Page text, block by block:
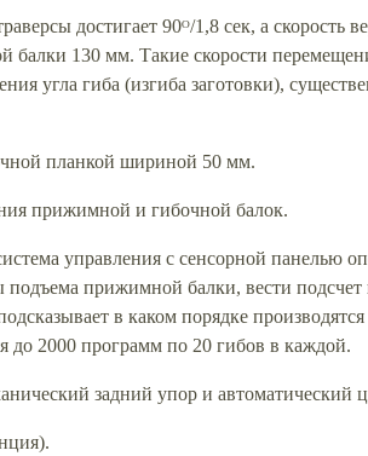
достигает 90ᴼ/1,8 сек, а
130 мм. Такие скорости
угла гиба (изгиба заготовки),
планкой шириной 50 мм.
прижимной и гибочной балок.
управления с сенсорной
прижимной балки, вести подсчет
в каком порядке
до 2000 программ по 20 гибов в каждой.
задний упор и автоматический